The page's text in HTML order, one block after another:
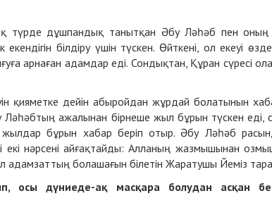
түрде дұшпандық танытқан Әбу Ләһәб пен оның
білдіру үшін түскен. Өйткені, ол екеуі
арнаған адамдар еді. Сондықтан, Құран сүресі
қияметке дейін абыройдан жұрдай болатынын
ажалынан бірнеше жыл бұрын түскен еді,
жылдар бұрын хабар беріп отыр. Әбу Ләһәб
нәрсені айғақтайды: Алланың жазмышынан
адамзаттың болашағын білетін Жаратушы Йеміз
осы дүниеде-ақ масқара болудан асқан